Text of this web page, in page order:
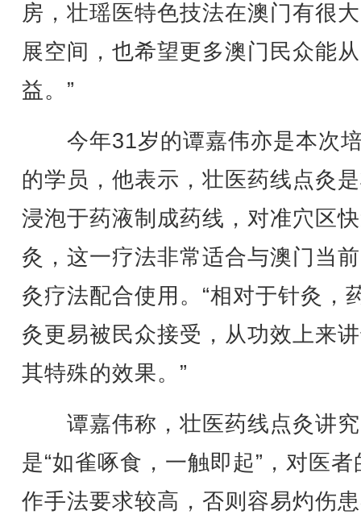
房，壮瑶医特色技法在澳门有很
展空间，也希望更多澳门民众能
益。”
今年31岁的谭嘉伟亦是本次
的学员，他表示，壮医药线点灸
浸泡于药液制成药线，对准穴区
灸，这一疗法非常适合与澳门当
灸疗法配合使用。“相对于针灸，
灸更易被民众接受，从功效上来
其特殊的效果。”
谭嘉伟称，壮医药线点灸讲
是“如雀啄食，一触即起”，对医者
作手法要求较高，否则容易灼伤